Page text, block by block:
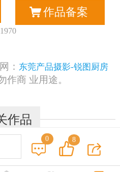
作品备案
1970
： 东莞产品摄影-锐图厨房
作商 业用途。
作品
0 8
www.333cn.com 版权所有